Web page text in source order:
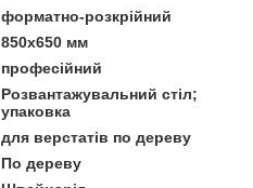
форматно-розкрійний
850х650 мм
професійний
Розвантажувальний стіл;
упаковка
для верстатів по дереву
По дереву